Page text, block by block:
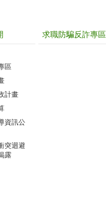
區
計畫
資訊公
突迴避
露
求職防騙反詐專區